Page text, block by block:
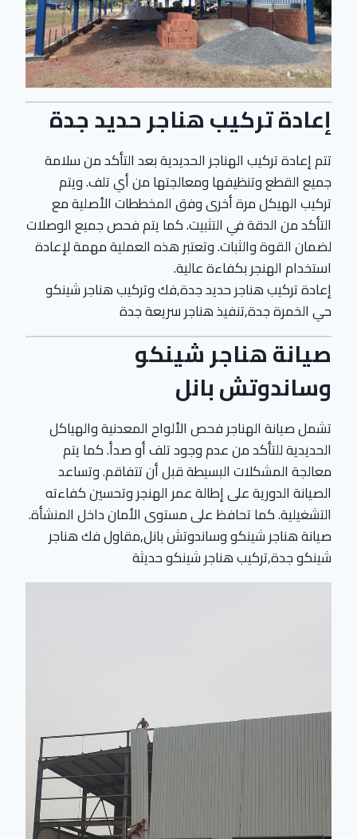
إعادة تركيب هناجر حديد جدة
تتم إعادة تركيب الهناجر الحديدية بعد التأكد من سلامة
جميع القطع وتنظيفها ومعالجتها من أي تلف. ويتم
تركيب الهيكل مرة أخرى وفق المخططات الأصلية مع
التأكد من الدقة في التثبيت. كما يتم فحص جميع الوصلات
لضمان القوة والثبات. وتعتبر هذه العملية مهمة لإعادة
استخدام الهنجر بكفاءة عالية.
إعادة تركيب هناجر حديد جدة,فك وتركيب هناجر شينكو
حي الخمرة جدة,تنفيذ هناجر سريعة جدة
صيانة هناجر شينكو
وساندوتش بانل
تشمل صيانة الهناجر فحص الألواح المعدنية والهياكل
الحديدية للتأكد من عدم وجود تلف أو صدأ. كما يتم
معالجة المشكلات البسيطة قبل أن تتفاقم. وتساعد
الصيانة الدورية على إطالة عمر الهنجر وتحسين كفاءته
التشغيلية. كما تحافظ على مستوى الأمان داخل المنشأة.
صيانة هناجر شينكو وساندوتش بانل,مقاول فك هناجر
شينكو جدة,تركيب هناجر شينكو حديثة